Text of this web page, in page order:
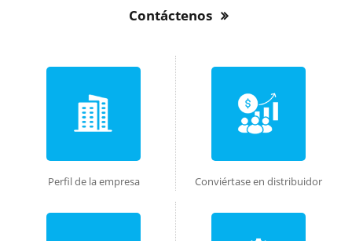
Contáctenos
Perfil de la empresa Conviértase en distribuidor